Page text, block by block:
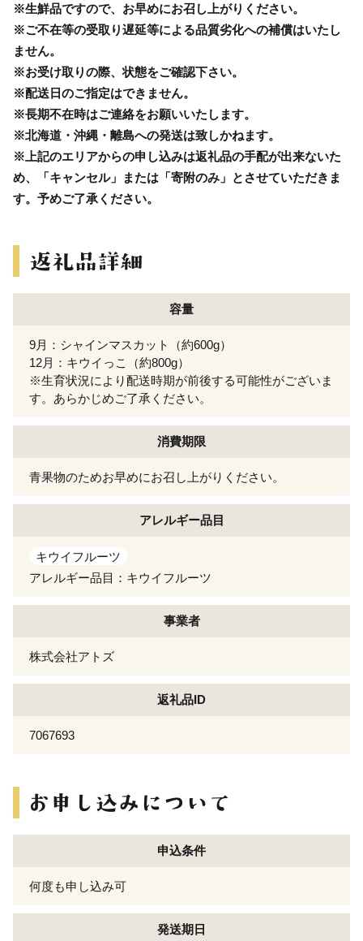
※生鮮品ですので、お早めにお召し上がりください。
※ご不在等の受取り遅延等による品質劣化への補償はいたし
ません。
※お受け取りの際、状態をご確認下さい。
※配送日のご指定はできません。
※長期不在時はご連絡をお願いいたします。
※北海道・沖縄・離島への発送は致しかねます。
※上記のエリアからの申し込みは返礼品の手配が出来ないた
め、「キャンセル」または「寄附のみ」とさせていただきま
す。予めご了承ください。
容量
9月：シャインマスカット（約600g）
12月：キウイっこ（約800g）
※生育状況により配送時期が前後する可能性がございま
す。あらかじめご了承ください。
消費期限
青果物のためお早めにお召し上がりください。
アレルギー品目
キウイフルーツ
アレルギー品目：キウイフルーツ
事業者
株式会社アトズ
返礼品ID
7067693
申込条件
何度も申し込み可
発送期日